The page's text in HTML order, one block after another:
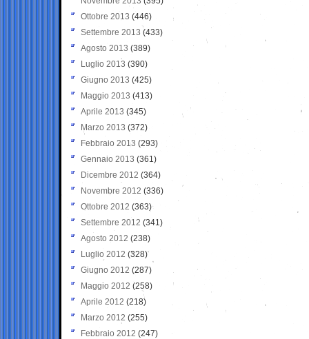
Ottobre 2013 (446)
Settembre 2013 (433)
Agosto 2013 (389)
Luglio 2013 (390)
Giugno 2013 (425)
Maggio 2013 (413)
Aprile 2013 (345)
Marzo 2013 (372)
Febbraio 2013 (293)
Gennaio 2013 (361)
Dicembre 2012 (364)
Novembre 2012 (336)
Ottobre 2012 (363)
Settembre 2012 (341)
Agosto 2012 (238)
Luglio 2012 (328)
Giugno 2012 (287)
Maggio 2012 (258)
Aprile 2012 (218)
Marzo 2012 (255)
Febbraio 2012 (247)